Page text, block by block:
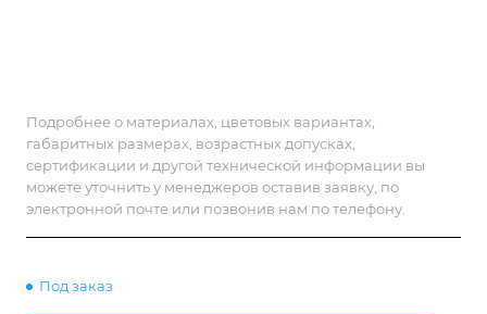
Подробнее о материалах, цветовых вариантах,
габаритных размерах, возрастных допусках,
сертификации и другой технической информации вы
можете уточнить у менеджеров оставив заявку, по
электронной почте или позвонив нам по телефону.
Под заказ